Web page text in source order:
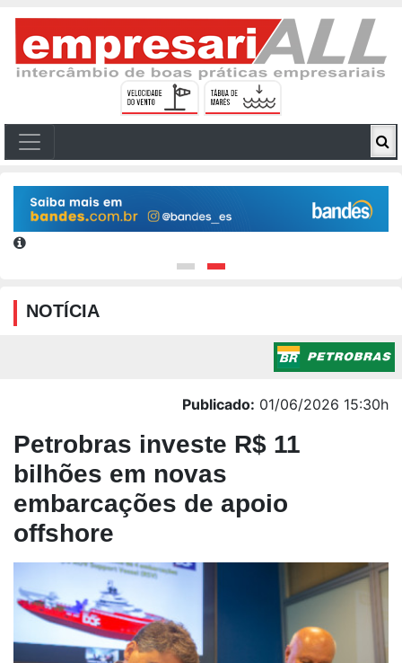
NOTÍCIA
Publicado: 01/06/2026 15:30h
Petrobras investe R$ 11
bilhões em novas
embarcações de apoio
offshore